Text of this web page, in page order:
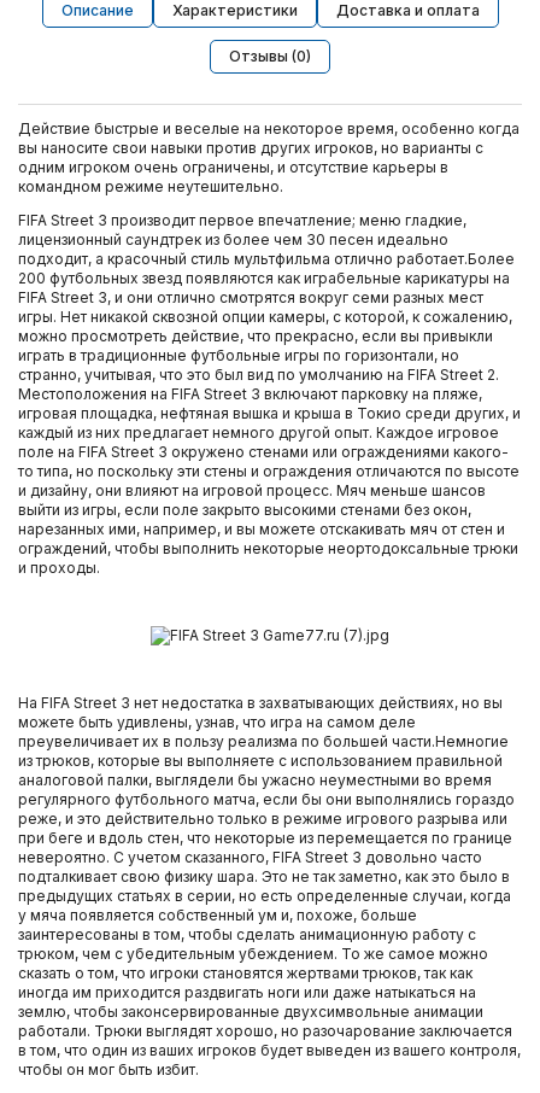
Описание Характеристики Доставка и оплата
Отзывы (0)
Действие быстрые и веселые на некоторое время, особенно когда
вы наносите свои навыки против других игроков, но варианты с
одним игроком очень ограничены, и отсутствие карьеры в
командном режиме неутешительно.
FIFA Street 3 производит первое впечатление; меню гладкие,
лицензионный саундтрек из более чем 30 песен идеально
подходит, а красочный стиль мультфильма отлично работает.Более
200 футбольных звезд появляются как играбельные карикатуры на
FIFA Street 3, и они отлично смотрятся вокруг семи разных мест
игры. Нет никакой сквозной опции камеры, с которой, к сожалению,
можно просмотреть действие, что прекрасно, если вы привыкли
играть в традиционные футбольные игры по горизонтали, но
странно, учитывая, что это был вид по умолчанию на FIFA Street 2.
Местоположения на FIFA Street 3 включают парковку на пляже,
игровая площадка, нефтяная вышка и крыша в Токио среди других, и
каждый из них предлагает немного другой опыт. Каждое игровое
поле на FIFA Street 3 окружено стенами или ограждениями какого-
то типа, но поскольку эти стены и ограждения отличаются по высоте
и дизайну, они влияют на игровой процесс. Мяч меньше шансов
выйти из игры, если поле закрыто высокими стенами без окон,
нарезанных ими, например, и вы можете отскакивать мяч от стен и
ограждений, чтобы выполнить некоторые неортодоксальные трюки
и проходы.
На FIFA Street 3 нет недостатка в захватывающих действиях, но вы
можете быть удивлены, узнав, что игра на самом деле
преувеличивает их в пользу реализма по большей части.Немногие
из трюков, которые вы выполняете с использованием правильной
аналоговой палки, выглядели бы ужасно неуместными во время
регулярного футбольного матча, если бы они выполнялись гораздо
реже, и это действительно только в режиме игрового разрыва или
при беге и вдоль стен, что некоторые из перемещается по границе
невероятно. С учетом сказанного, FIFA Street 3 довольно часто
подталкивает свою физику шара. Это не так заметно, как это было в
предыдущих статьях в серии, но есть определенные случаи, когда
у мяча появляется собственный ум и, похоже, больше
заинтересованы в том, чтобы сделать анимационную работу с
трюком, чем с убедительным убеждением. То же самое можно
сказать о том, что игроки становятся жертвами трюков, так как
иногда им приходится раздвигать ноги или даже натыкаться на
землю, чтобы законсервированные двухсимвольные анимации
работали. Трюки выглядят хорошо, но разочарование заключается
в том, что один из ваших игроков будет выведен из вашего контроля,
чтобы он мог быть избит.